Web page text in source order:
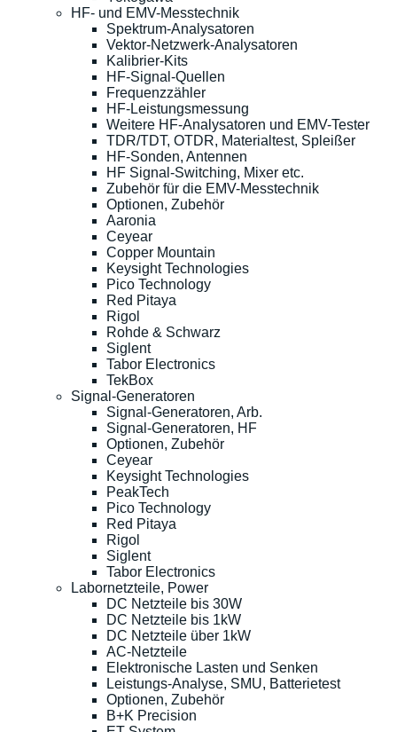
HF- und EMV-Messtechnik
Spektrum-Analysatoren
Vektor-Netzwerk-Analysatoren
Kalibrier-Kits
HF-Signal-Quellen
Frequenzzähler
HF-Leistungsmessung
Weitere HF-Analysatoren und EMV-Tester
TDR/TDT, OTDR, Materialtest, Spleißer
HF-Sonden, Antennen
HF Signal-Switching, Mixer etc.
Zubehör für die EMV-Messtechnik
Optionen, Zubehör
Aaronia
Ceyear
Copper Mountain
Keysight Technologies
Pico Technology
Red Pitaya
Rigol
Rohde & Schwarz
Siglent
Tabor Electronics
TekBox
Signal-Generatoren
Signal-Generatoren, Arb.
Signal-Generatoren, HF
Optionen, Zubehör
Ceyear
Keysight Technologies
PeakTech
Pico Technology
Red Pitaya
Rigol
Siglent
Tabor Electronics
Labornetzteile, Power
DC Netzteile bis 30W
DC Netzteile bis 1kW
DC Netzteile über 1kW
AC-Netzteile
Elektronische Lasten und Senken
Leistungs-Analyse, SMU, Batterietest
Optionen, Zubehör
B+K Precision